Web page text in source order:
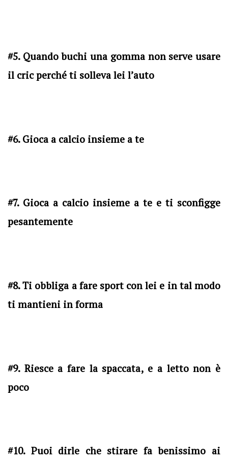
#5. Quando buchi una gomma non serve usare
il cric perché ti solleva lei l’auto
#6. Gioca a calcio insieme a te
#7. Gioca a calcio insieme a te e ti sconfigge
pesantemente
#8. Ti obbliga a fare sport con lei e in tal modo
ti mantieni in forma
#9. Riesce a fare la spaccata, e a letto non è
poco
#10. Puoi dirle che stirare fa benissimo ai